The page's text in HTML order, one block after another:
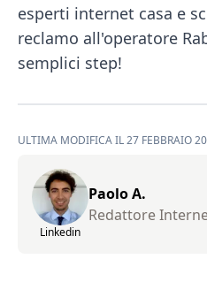
esperti internet casa e
reclamo all'operatore
semplici step!
ULTIMA MODIFICA IL 27 FEBBRAIO
Linkedin
Paolo A.
Redattore